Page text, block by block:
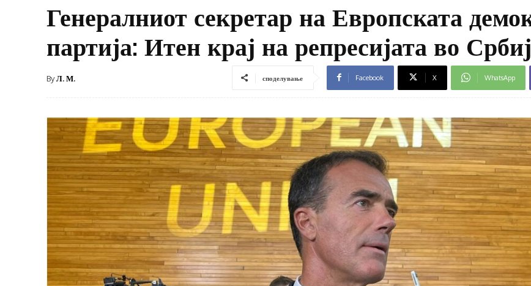
Генералниот секретар на Европската
партија: Итен крај на репресијата во
ByЛ. М. споделување Facebook X WhatsApp